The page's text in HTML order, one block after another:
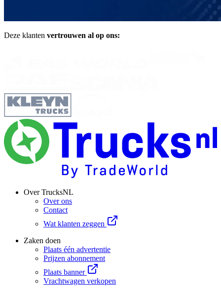
Deze klanten vertrouwen al op ons:
Over TrucksNL
Over ons
Contact
Wat klanten zeggen
Zaken doen
Plaats één advertentie
Prijzen abonnement
Plaats banner
Vrachtwagen verkopen